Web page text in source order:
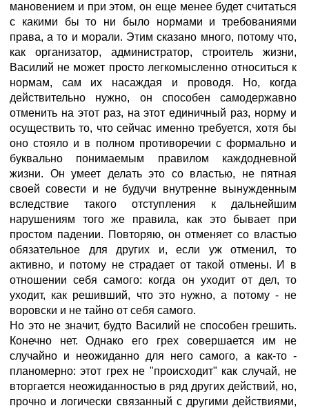
мановением и при этом, он еще менее будет считаться
с какими бы то ни было нормами и требованиями
права, а то и морали. Этим сказано много, потому что,
как организатор, администратор, строитель жизни,
Василий не может просто легкомысленно относиться к
нормам, сам их насаждая и проводя. Но, когда
действительно нужно, он способен самодержавно
отменить на этот раз, на этот единичный раз, норму и
осуществить то, что сейчас именно требуется, хотя бы
оно стояло и в полном противоречии с формально и
буквально понимаемым правилом каждодневной
жизни. Он умеет делать это со властью, не пятная
своей совести и не будучи внутренне вынужденным
вследствие такого отступления к дальнейшим
нарушениям того же правила, как это бывает при
простом падении. Повторяю, он отменяет со властью
обязательное для других и, если уж отменил, то
активно, и потому не страдает от такой отмены. И в
отношении себя самого: когда он уходит от дел, то
уходит, как решивший, что это нужно, а потому - не
воровски и не тайно от себя самого.
Но это не значит, будто Василий не способен грешить.
Конечно нет. Однако его грех совершается им не
случайно и неожиданно для него самого, а как-то -
планомерно: этот грех не "происходит" как случай, не
вторгается неожиданностью в ряд других действий, но,
прочно и логически связанный с другими действиями,